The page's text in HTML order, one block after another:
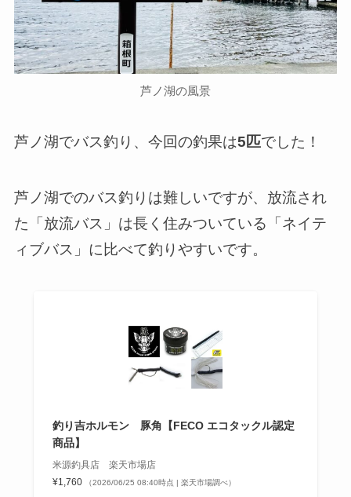
芦ノ湖の風景
芦ノ湖でバス釣り、今回の釣果は5匹でした！
芦ノ湖でのバス釣りは難しいですが、放流され
た「放流バス」は長く住みついている「ネイテ
ィブバス」に比べて釣りやすいです。
釣り吉ホルモン 豚角【FECO エコタックル認定
商品】
米源釣具店 楽天市場店
¥1,760
（2026/06/25 08:40時点 | 楽天市場調べ）